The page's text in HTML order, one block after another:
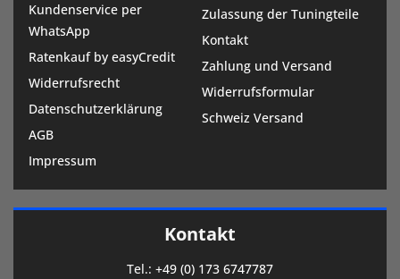
Kundenservice per
WhatsApp
Ratenkauf by easyCredit
Widerrufsrecht
Datenschutzerklärung
AGB
Impressum
Zulassung der Tuningteile
Kontakt
Zahlung und Versand
Widerrufsformular
Schweiz Versand
Kontakt
Tel.: +49 (0) 173 6747787